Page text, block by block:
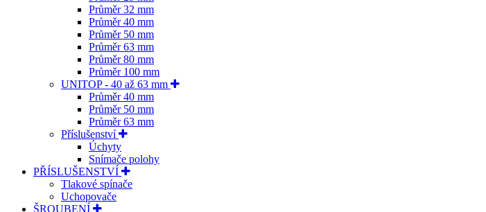
Průměr 32 mm
Průměr 40 mm
Průměr 50 mm
Průměr 63 mm
Průměr 80 mm
Průměr 100 mm
UNITOP - 40 až 63 mm
Průměr 40 mm
Průměr 50 mm
Průměr 63 mm
Příslušenství
Úchyty
Snímače polohy
PŘÍSLUŠENSTVÍ
Tlakové spínače
Uchopovače
ŠROUBENÍ